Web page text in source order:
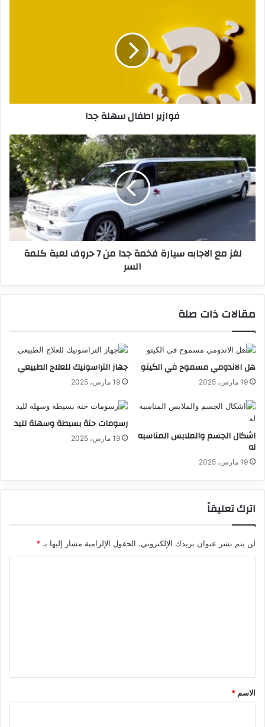
فوازير اطفال سهلة جدا
لغز مع الاجابه سيارة فخمة جدا من 7 حروف لعبة كلمة
السر
مقالات ذات صلة
هل الاندومي مسموح في الكيتو
19 مارس، 2025
جهاز التراسونيك للعلاج الطبيعي
19 مارس، 2025
اشكال الجسم والملابس المناسبه
له
19 مارس، 2025
رسومات حنة بسيطة وسهلة لليد
19 مارس، 2025
اترك تعليقاً
لن يتم نشر عنوان بريدك الإلكتروني. الحقول الإلزامية مشار إليها بـ*
*
الاسم *